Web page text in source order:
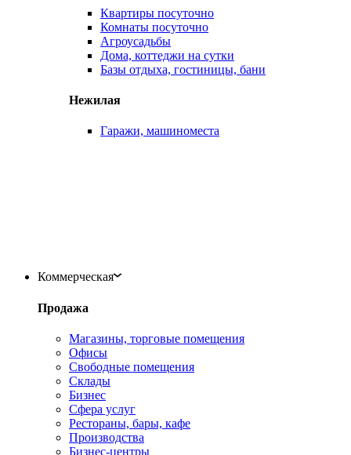
Квартиры посуточно
Комнаты посуточно
Агроусадьбы
Дома, коттеджи на сутки
Базы отдыха, гостиницы, бани
Нежилая
Гаражи, машиноместа
Коммерческая
Продажа
Магазины, торговые помещения
Офисы
Свободные помещения
Склады
Бизнес
Сфера услуг
Рестораны, бары, кафе
Производства
Бизнес-центры